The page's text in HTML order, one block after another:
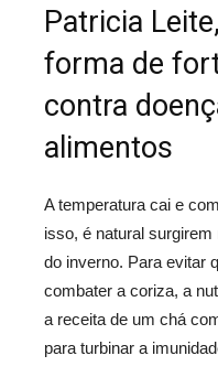
Patricia
forma de
contra
alimentos
A temperatura cai e
isso, é natural
do inverno. Para evitar
combater a coriza, a
a receita de um chá
para turbinar a